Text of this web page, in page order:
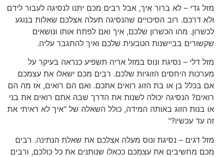
מזל גדי – לא ברור איך, אבל רבים מכם יתנו לנסיגה לעבור לידם
ולא דרכם. רוב הסיכויים שהנסיגה תעלה אצלכם שאלות בנוגע
לכשרון. מהו הכשרון שלכם, איך ואם לפתח אותו ונושאים
שקשורים בביישנות הטבעית שלכם ואיך להתגבר עליה.
מזל דלי – נסיגת ונוס במזל אריה תשפיע כנראה בעיקר על
מערכות היחסים הזוגיות שלכם. רבים מכם ישאלו את עצמכם
אם בכלל בן או בת הזוג רואים אתכם. ואם הם רואים, אז מה הם
רואים? הנסיגה יכולה לשנות את הדרך שבה אתם רואים את בני
או בנות הזוג באותה המידה, כולל השאלה של "איך לא ראיתי את
זה עד עכשיו?"
מזל דגים – נסיגת ונוס מעלה אצלכם את שאלת הנתינה. רבים
מכם מחשיבים את עצמכם ככאלו שנותנים את כל כולכם, ורבים